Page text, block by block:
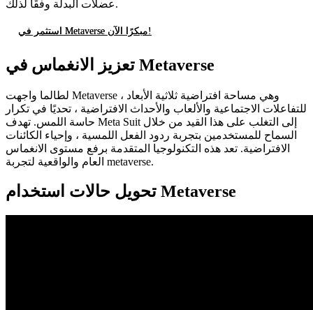
عضلات البدلة وفقًا لذلك.
استثمر في Metaverse مبكرًا الآن!
تعزيز الانغماس في Metaverse
لطالما واجهت Metaverse ، وهي مساحة افتراضية ثلاثية الأبعاد
للتفاعلات الاجتماعية والألعاب والأحداث الافتراضية ، تحديًا في تكرار
حاسة اللمس. تهدف Meta Suit إلى التغلب على هذا القيد من خلال
السماح للمستخدمين بتجربة ردود الفعل اللمسية ، وإحياء الكائنات
الافتراضية. تعد هذه التكنولوجيا المتقدمة برفع مستوى الانغماس
العام والواقعية لتجربة metaverse.
تحويل حالات استخدام Metaverse